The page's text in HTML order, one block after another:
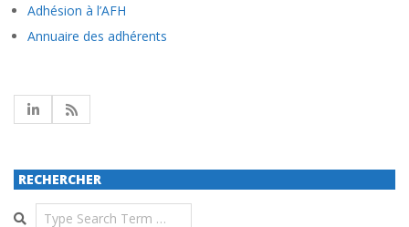
Adhésion à l’AFH
Annuaire des adhérents
RECHERCHER
Search